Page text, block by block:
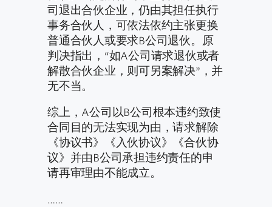
司退出合伙企业，仍由其担任执行
事务合伙人，可依法依约主张更换
普通合伙人或要求B公司退伙。原
判决指出，“如A公司请求退伙或者
解散合伙企业，则可另案解决”，并
无不当。
综上，A公司以B公司根本违约致使
合同目的无法实现为由，请求解除
《协议书》《入伙协议》《合伙协
议》并由B公司承担违约责任的申
请再审理由不能成立。
……